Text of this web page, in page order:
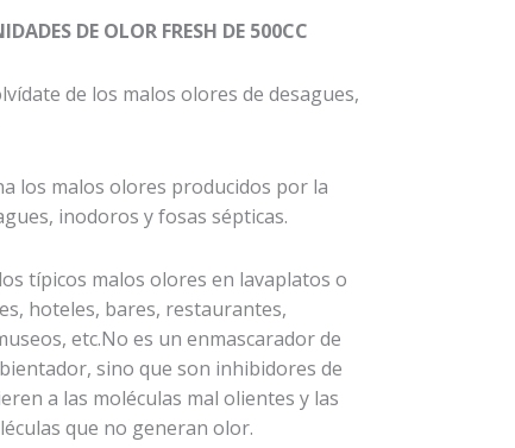
DE OLOR FRESH DE 500CC
de los malos olores de desagues,
los malos olores producidos por la
inodoros y fosas sépticas.
típicos malos olores en lavaplatos o
hoteles, bares, restaurantes,
etc.No es un enmascarador de
sino que son inhibidores de
a las moléculas mal olientes y las
que no generan olor.